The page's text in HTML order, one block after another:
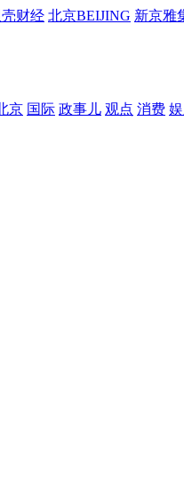
壳财经 北京BEIJING 新京雅
京 国际 政事儿 观点 消费